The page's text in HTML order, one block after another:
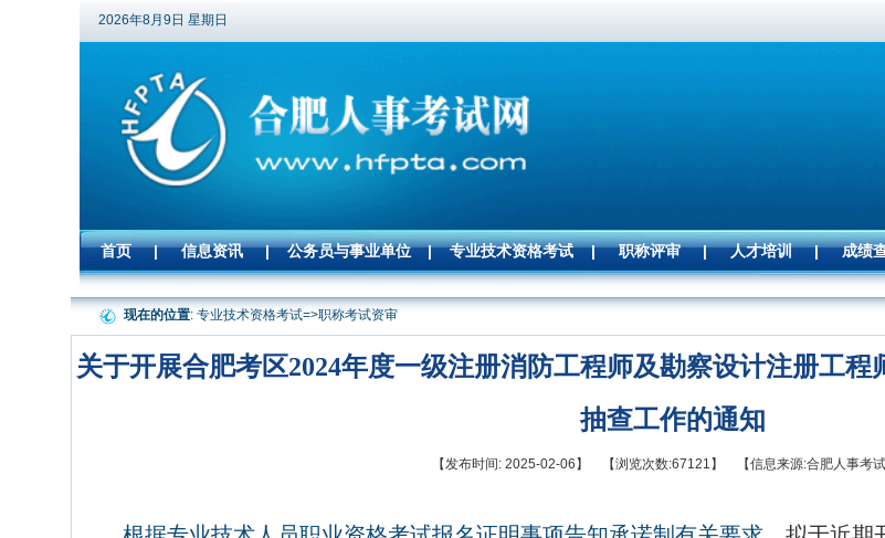
2026年8月9日 星期日
首页 | 信息资讯 | 公务员与事业单位 | 专业技术资格考试 | 职称评审 | 人才培训 | 成绩
现在的位置: 专业技术资格考试=>职称考试资审
关于开展合肥考区2024年度一级注册消防工程师及勘察设计注册工
抽查工作的通知
【发布时间: 2025-02-06】 【浏览次数:67121】 【信息来源:合肥人事考试